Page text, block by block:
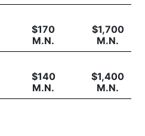
$170
M.N.
$1,700
M.N.
$140
M.N.
$1,400
M.N.